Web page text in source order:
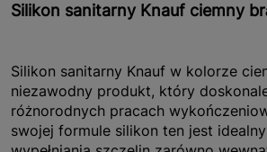
Silikon sanitarny Knauf ciemny
Silikon sanitarny Knauf w kolorze
niezawodny produkt, który
różnorodnych pracach
swojej formule silikon ten jest